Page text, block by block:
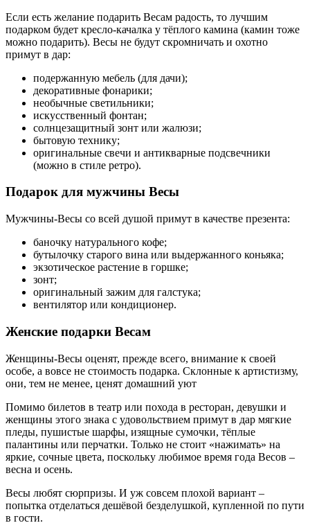
Если есть желание подарить Весам радость, то лучшим
подарком будет кресло-качалка у тёплого камина (камин тоже
можно подарить). Весы не будут скромничать и охотно
примут в дар:
подержанную мебель (для дачи);
декоративные фонарики;
необычные светильники;
искусственный фонтан;
солнцезащитный зонт или жалюзи;
бытовую технику;
оригинальные свечи и антикварные подсвечники
(можно в стиле ретро).
Подарок для мужчины Весы
Мужчины-Весы со всей душой примут в качестве презента:
баночку натурального кофе;
бутылочку старого вина или выдержанного коньяка;
экзотическое растение в горшке;
зонт;
оригинальный зажим для галстука;
вентилятор или кондиционер.
Женские подарки Весам
Женщины-Весы оценят, прежде всего, внимание к своей
особе, а вовсе не стоимость подарка. Склонные к артистизму,
они, тем не менее, ценят домашний уют
Помимо билетов в театр или похода в ресторан, девушки и
женщины этого знака с удовольствием примут в дар мягкие
пледы, пушистые шарфы, изящные сумочки, тёплые
палантины или перчатки. Только не стоит «нажимать» на
яркие, сочные цвета, поскольку любимое время года Весов –
весна и осень.
Весы любят сюрпризы. И уж совсем плохой вариант –
попытка отделаться дешёвой безделушкой, купленной по пути
в гости.